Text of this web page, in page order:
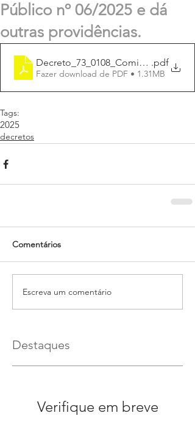
Público nº 06/2025 e dá
outras providências.
.pdf
Fazer download de PDF • 1.31MB
Tags:
2025
decretos
Comentários
Escreva um comentário
Destaques
Verifique em breve